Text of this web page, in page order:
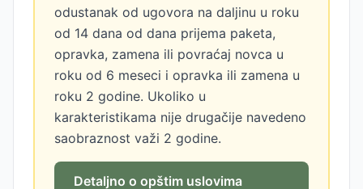
odustanak od ugovora na daljinu u roku
od 14 dana od dana prijema paketa,
opravka, zamena ili povraćaj novca u
roku od 6 meseci i opravka ili zamena u
roku 2 godine. Ukoliko u
karakteristikama nije drugačije navedeno
saobraznost važi 2 godine.
Detaljno o opštim uslovima